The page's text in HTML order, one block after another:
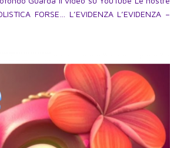
FORSE… L’EVIDENZA L’EVIDENZA –